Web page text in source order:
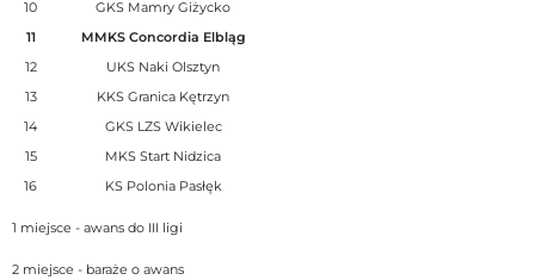
10
GKS Mamry Giżycko
11
MMKS Concordia Elbląg
12
UKS Naki Olsztyn
13
KKS Granica Kętrzyn
14
GKS LZS Wikielec
15
MKS Start Nidzica
16
KS Polonia Pasłęk
1 miejsce - awans do III ligi
2 miejsce - baraże o awans